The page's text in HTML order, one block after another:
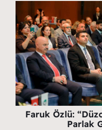
Faruk Özlü:
Parlak